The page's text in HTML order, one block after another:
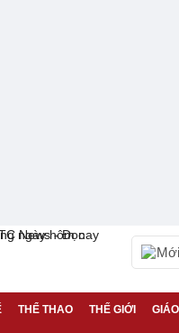
THỂ THAO THẾ GIỚI